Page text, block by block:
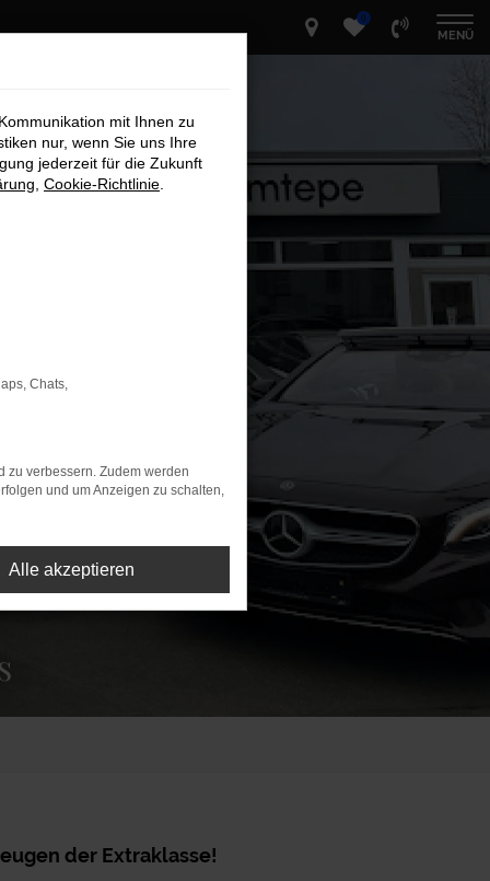
0
MENÜ
der Extraklasse!
mit Ihnen zu
nur, wenn Sie uns Ihre
jederzeit für die Zukunft
Cookie-Richtlinie
Chats,
zu verbessern. Zudem werden
und um Anzeigen zu schalten,
Alle akzeptieren